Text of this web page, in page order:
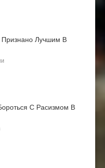
Признано Лучшим В
С Расизмом В